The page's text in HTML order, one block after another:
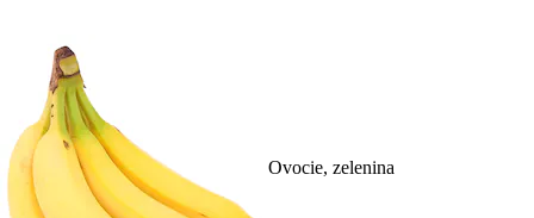
Ovocie, zelenina